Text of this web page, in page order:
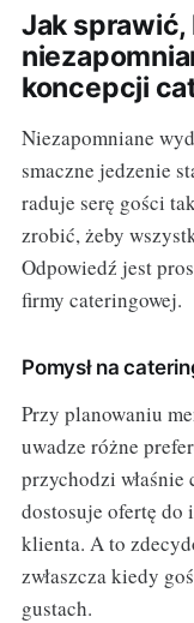
Jak sprawić,
koncepcji
Niezapomniane
smaczne jedzenie
raduje serę gości
zrobić, żeby
Odpowiedź jest
firmy cateringowej.
Pomysł na
Przy planowaniu
uwadze różne
przychodzi właśnie
dostosuje ofertę
klienta. A to
zwłaszcza kiedy
gustach.